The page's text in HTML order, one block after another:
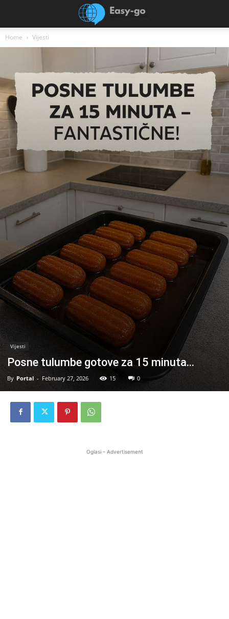
Home Vijesti
Vijesti
Posne tulumbe gotove za 15 minuta…
By Portal - February 27, 2026 15 0
Oglasi - Advertisement